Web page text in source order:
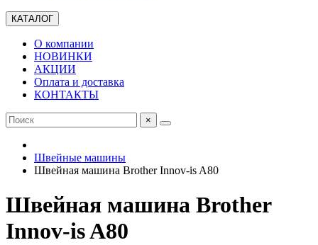
КАТАЛОГ
О компании
НОВИНКИ
АКЦИИ
Оплата и доставка
КОНТАКТЫ
×
Швейные машины
Швейная машина Brother Innov-is A80
Швейная машина Brother
Innov-is A80